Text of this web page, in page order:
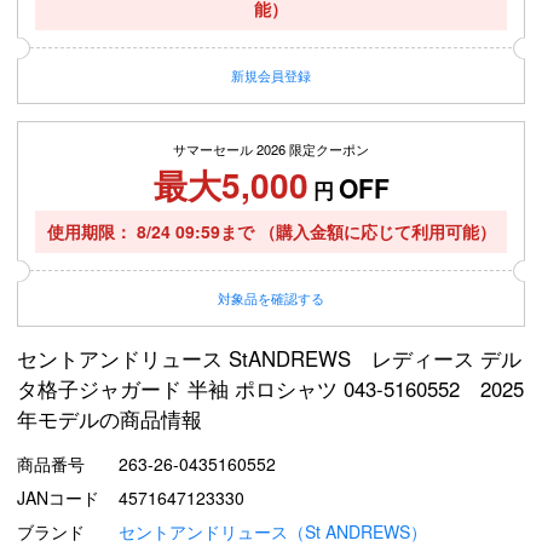
能）
新規会員登録
サマーセール 2026 限定クーポン
最大5,000 円 OFF
使用期限 8/24 09:59まで （購入金額に応じて利用可能）
対象品を確認する
セントアンドリュース StANDREWS レディース デル
タ格子ジャガード 半袖 ポロシャツ 043-5160552 2025
年モデルの商品情報
商品番号
263-26-0435160552
JANコード
4571647123330
ブランド
セントアンドリュース（St ANDREWS）